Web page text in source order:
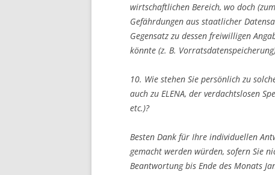
wirtschaftlichen Bereich, wo doch
Gefährdungen aus staatlicher
Gegensatz zu dessen freiwilligen
könnte (z. B.
10. Wie stehen Sie persönlich zu
auch zu ELENA, der verdachtslosen
etc.)?
Besten Dank für Ihre individuellen
gemacht werden würden, sofern Sie
Beantwortung bis Ende des Monats